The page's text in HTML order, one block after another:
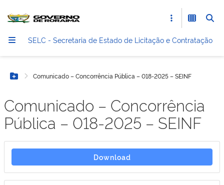
SELC - Secretaria de Estado de Licitação e Contratação
Botão Menu
Comunicado – Concorrência Pública – 018-2025 – SEINF
Comunicado – Concorrência
Pública – 018-2025 – SEINF
Download